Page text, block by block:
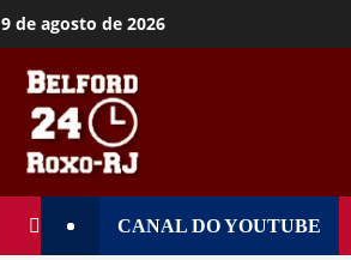
9 de agosto de 2026
CANAL DO YOUTUBE